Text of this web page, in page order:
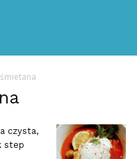
śmietana
czysta,
step